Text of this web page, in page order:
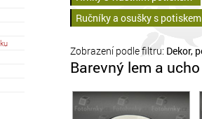
Ručníky a osušky s potiskem
Zobrazení podle filtru: Dekor,
Barevný lem a